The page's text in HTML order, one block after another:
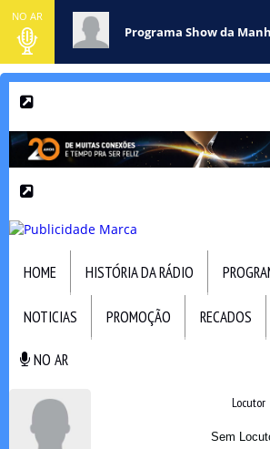
NO AR
Programa Show da
HOME HISTÓRIA DA RÁDIO
NOTICIAS PROMOÇÃO RECADOS
NO AR
Locutor
Sem